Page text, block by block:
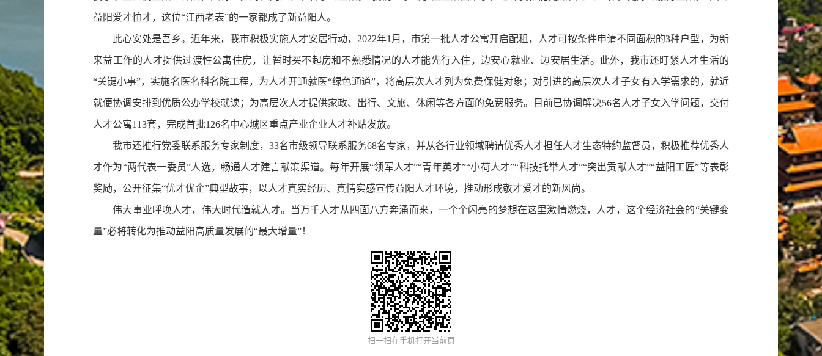
益阳爱才恤才，这位“江西老表”的一家都成了新益阳人。
此心安处是吾乡。近年来，我市积极实施人才安居行动，2022年1月，市第一批人才公寓开启配租，人才可按条件申请不同面积的3种户型，为新
来益工作的人才提供过渡性公寓住房，让暂时买不起房和不熟悉情况的人才能先行入住，边安心就业、边安居生活。此外，我市还盯紧人才生活的
“关键小事”，实施名医名科名院工程，为人才开通就医“绿色通道”，将高层次人才列为免费保健对象；对引进的高层次人才子女有入学需求的，就近
就便协调安排到优质公办学校就读；为高层次人才提供家政、出行、文旅、休闲等各方面的免费服务。目前已协调解决56名人才子女入学问题，交付
人才公寓113套，完成首批126名中心城区重点产业企业人才补贴发放。
我市还推行党委联系服务专家制度，33名市级领导联系服务68名专家，并从各行业领域聘请优秀人才担任人才生态特约监督员，积极推荐优秀人
才作为“两代表一委员”人选，畅通人才建言献策渠道。每年开展“领军人才”“青年英才”“小荷人才”“科技托举人才”“突出贡献人才”“益阳工匠”等表彰
奖励，公开征集“优才优企”典型故事，以人才真实经历、真情实感宣传益阳人才环境，推动形成敬才爱才的新风尚。
伟大事业呼唤人才，伟大时代造就人才。当万千人才从四面八方奔涌而来，一个个闪亮的梦想在这里激情燃烧，人才，这个经济社会的“关键变
量”必将转化为推动益阳高质量发展的“最大增量”！
扫一扫在手机打开当前页